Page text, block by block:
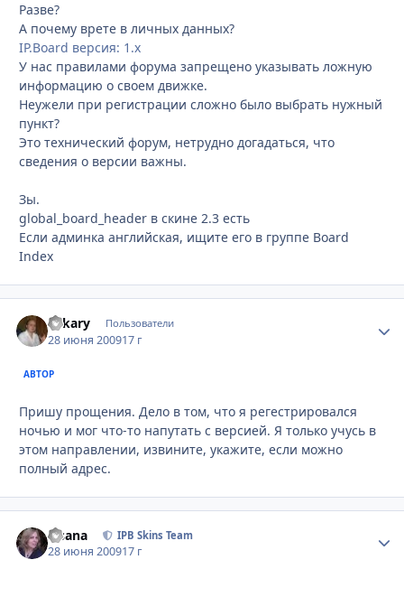
Разве?
А почему врете в личных данных?
IP.Board версия: 1.x
У нас правилами форума запрещено указывать ложную
информацию о своем движке.
Неужели при регистрации сложно было выбрать нужный
пункт?
Это технический форум, нетрудно догадаться, что
сведения о версии важны.
Зы.
global_board_header в скине 2.3 есть
Если админка английская, ищите его в группе Board
Index
Lekary Пользователи
28 июня 200917 г
АВТОР
Пришу прощения. Дело в том, что я регестрировался
ночью и мог что-то напутать с версией. Я только учусь в
этом направлении, извините, укажите, если можно
полный адрес.
Fisana IPB Skins Team
28 июня 200917 г